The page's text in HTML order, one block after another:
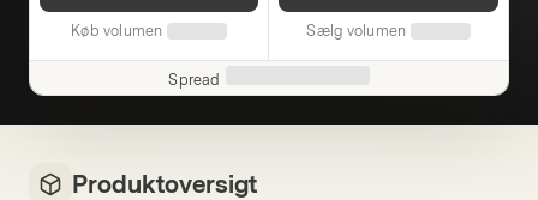
Køb volumen Sælg volumen
Spread
Produktoversigt